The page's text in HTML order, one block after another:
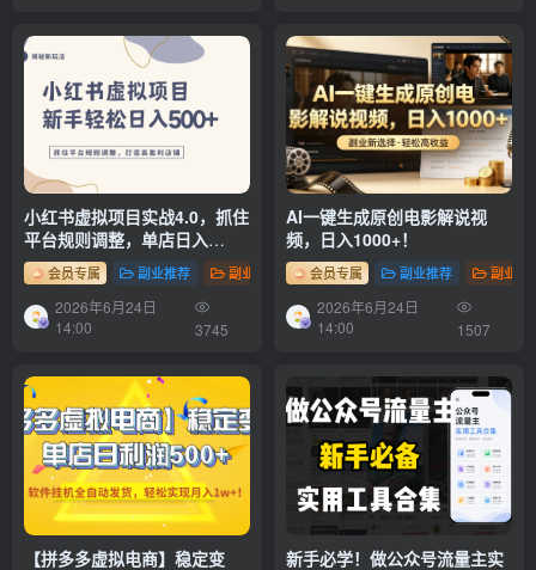
小红书虚拟项目实战4.0，抓住
平台规则调整，单店日入
500+！
会员专属 副业推荐 副业项目
2026年6月24日
14:00
3745
AI一键生成原创电影解说视
频，日入1000+！
会员专属 副业推荐 副业项
2026年6月24日
14:00
1507
【拼多多虚拟电商】稳定变
新手必学！做公众号流量主实